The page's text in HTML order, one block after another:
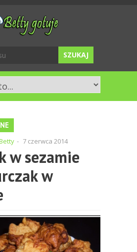
- 7 czerwca 2014
w sezamie
w